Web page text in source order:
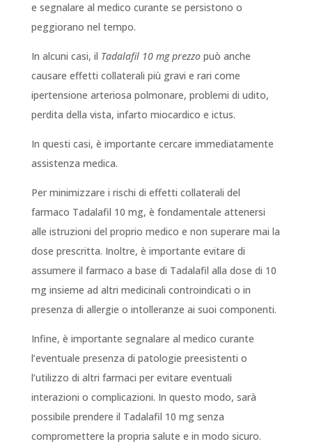
e segnalare al medico curante se persistono o
peggiorano nel tempo.
In alcuni casi, il Tadalafil 10 mg prezzopuò anche
causare effetti collaterali più gravi e rari come
ipertensione arteriosa polmonare, problemi di udito,
perdita della vista, infarto miocardico e ictus.
In questi casi, è importante cercare immediatamente
assistenza medica.
Per minimizzare i rischi di effetti collaterali del
farmaco Tadalafil 10 mg, è fondamentale attenersi
alle istruzioni del proprio medico e non superare mai la
dose prescritta. Inoltre, è importante evitare di
assumere il farmaco a base di Tadalafil alla dose di 10
mg insieme ad altri medicinali controindicati o in
presenza di allergie o intolleranze ai suoi componenti.
Infine, è importante segnalare al medico curante
l’eventuale presenza di patologie preesistenti o
l’utilizzo di altri farmaci per evitare eventuali
interazioni o complicazioni. In questo modo, sarà
possibile prendere il Tadalafil 10 mg senza
compromettere la propria salute e in modo sicuro.